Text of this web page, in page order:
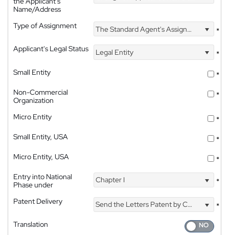
Name/Address
Type of Assignment The Standard Agent's Assignment
*
Applicant's Legal Status
Legal Entity
*
Small Entity
*
Non-Commercial
Organization
*
Micro Entity
*
Small Entity, USA
*
Micro Entity, USA
*
Entry into National
Phase under
Chapter I *
Patent Delivery Send the Letters Patent by Courier
*
Translation